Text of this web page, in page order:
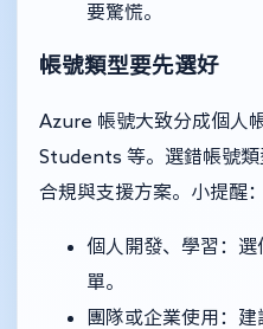
要驚慌。
帳號類型要先選好
Azure 帳號大致分成個人
Students 等。選錯帳號類
合規與支援方案。小提醒：
個人開發、學習：
單。
團隊或企業使用：